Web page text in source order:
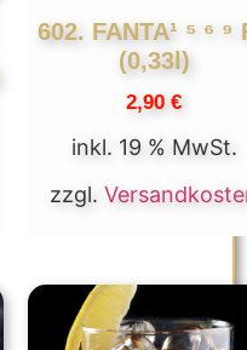
602. FANTA¹ ⁵ ⁶ ⁹
(0,33l)
2,90€
inkl. 19 % MwSt.
zzgl.